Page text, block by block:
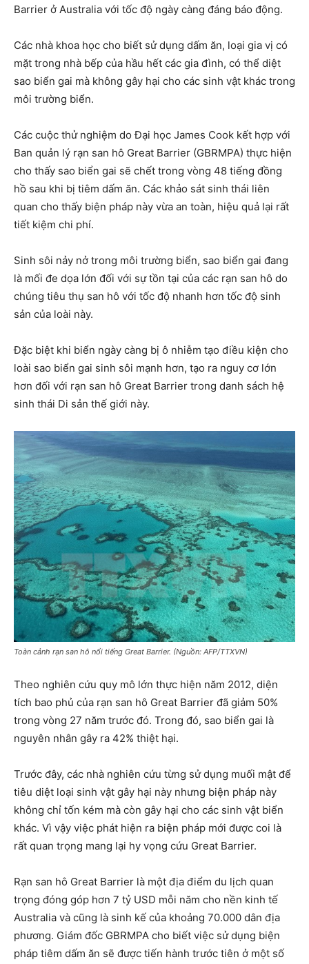
Barrier ở Australia với tốc độ ngày càng đáng báo động.
Các nhà khoa học cho biết sử dụng dấm ăn, loại gia vị có
mặt trong nhà bếp của hầu hết các gia đình, có thể diệt
sao biển gai mà không gây hại cho các sinh vật khác trong
môi trường biển.
Các cuộc thử nghiệm do Đại học James Cook kết hợp với
Ban quản lý rạn san hô Great Barrier (GBRMPA) thực hiện
cho thấy sao biển gai sẽ chết trong vòng 48 tiếng đồng
hồ sau khi bị tiêm dấm ăn. Các khảo sát sinh thái liên
quan cho thấy biện pháp này vừa an toàn, hiệu quả lại rất
tiết kiệm chi phí.
Sinh sôi nảy nở trong môi trường biển, sao biển gai đang
là mối đe dọa lớn đối với sự tồn tại của các rạn san hô do
chúng tiêu thụ san hô với tốc độ nhanh hơn tốc độ sinh
sản của loài này.
Đặc biệt khi biển ngày càng bị ô nhiễm tạo điều kiện cho
loài sao biển gai sinh sôi mạnh hơn, tạo ra nguy cơ lớn
hơn đối với rạn san hô Great Barrier trong danh sách hệ
sinh thái Di sản thế giới này.
Toàn cảnh rạn san hô nổi tiếng Great Barrier. (Nguồn: AFP/TTXVN)
Theo nghiên cứu quy mô lớn thực hiện năm 2012, diện
tích bao phủ của rạn san hô Great Barrier đã giảm 50%
trong vòng 27 năm trước đó. Trong đó, sao biển gai là
nguyên nhân gây ra 42% thiệt hại.
Trước đây, các nhà nghiên cứu từng sử dụng muối mật để
tiêu diệt loại sinh vật gây hại này nhưng biện pháp này
không chỉ tốn kém mà còn gây hại cho các sinh vật biển
khác. Vì vậy việc phát hiện ra biện pháp mới được coi là
rất quan trọng mang lại hy vọng cứu Great Barrier.
Rạn san hô Great Barrier là một địa điểm du lịch quan
trọng đóng góp hơn 7 tỷ USD mỗi năm cho nền kinh tế
Australia và cũng là sinh kế của khoảng 70.000 dân địa
phương. Giám đốc GBRMPA cho biết việc sử dụng biện
pháp tiêm dấm ăn sẽ được tiến hành trước tiên ở một số